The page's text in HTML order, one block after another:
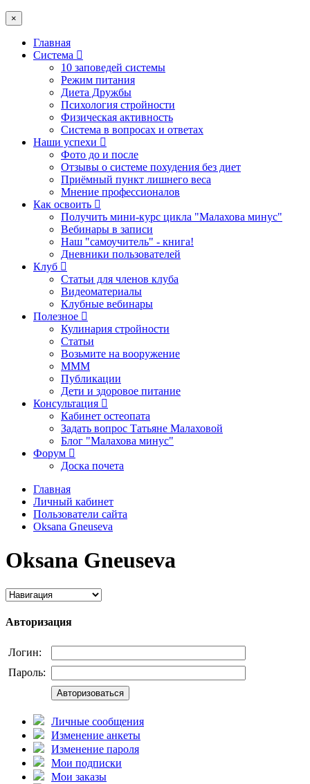
×
Главная
Система
10 заповедей системы
Режим питания
Диета Дружбы
Психология стройности
Физическая активность
Система в вопросах и ответах
Наши успехи
Фото до и после
Отзывы о системе похудения без диет
Приёмный пункт лишнего веса
Мнение профессионалов
Как освоить
Получить мини-курс цикла "Малахова минус"
Вебинары в записи
Наш "самоучитель" - книга!
Дневники пользователей
Клуб
Статьи для членов клуба
Видеоматериалы
Клубные вебинары
Полезное
Кулинария стройности
Статьи
Возьмите на вооружение
МММ
Публикации
Дети и здоровое питание
Консультация
Кабинет остеопата
Задать вопрос Татьяне Малаховой
Блог "Малахова минус"
Форум
Доска почета
Главная
Личный кабинет
Пользователи сайта
Oksana Gneuseva
Oksana Gneuseva
Авторизация
Логин:
Пароль:
Авторизоваться
Личные сообщения
Изменение анкеты
Изменение пароля
Мои подписки
Мои заказы